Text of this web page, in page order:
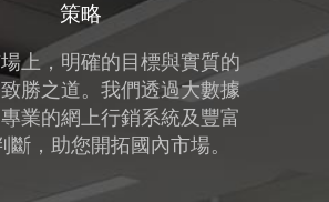
策略
上，明確的目標與實質的
勝之道。我們透過大數據
業的網上行銷系統及豐富
斷，助您開拓國內市場。